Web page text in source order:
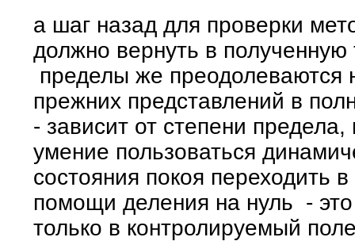
а шаг назад для проверки
должно вернуть в полученную
пределы же преодолеваются
прежних представлений в
- зависит от степени
умение пользоваться
состояния покоя переходить
помощи деления на нуль -
только в контролируемый